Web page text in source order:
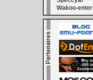
Wakoo-enter